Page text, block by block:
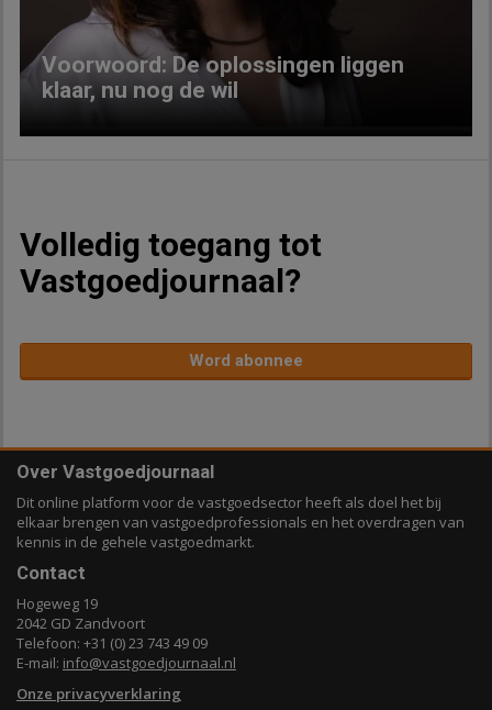
Voorwoord: De oplossingen liggen
klaar, nu nog de wil
Volledig toegang tot
Vastgoedjournaal?
Word abonnee
Over Vastgoedjournaal
Dit online platform voor de vastgoedsector heeft als doel het bij
elkaar brengen van vastgoedprofessionals en het overdragen van
kennis in de gehele vastgoedmarkt.
Contact
Hogeweg 19
2042 GD Zandvoort
Telefoon: +31 (0) 23 743 49 09
E-mail: info@vastgoedjournaal.nl
Onze privacyverklaring